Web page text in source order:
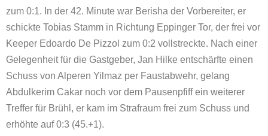
zum 0:1. In der 42. Minute war Berisha der Vorbereiter, er
schickte Tobias Stamm in Richtung Eppinger Tor, der frei vor
Keeper Edoardo De Pizzol zum 0:2 vollstreckte. Nach einer
Gelegenheit für die Gastgeber, Jan Hilke entschärfte einen
Schuss von Alperen Yilmaz per Faustabwehr, gelang
Abdulkerim Cakar noch vor dem Pausenpfiff ein weiterer
Treffer für Brühl, er kam im Strafraum frei zum Schuss und
erhöhte auf 0:3 (45.+1).